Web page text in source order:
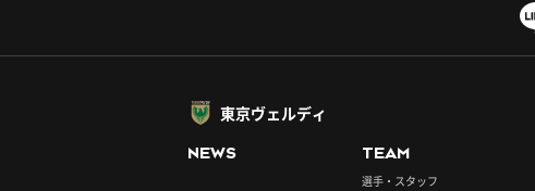
東京ヴェルディ
NEWS TEAM
選手・スタッフ